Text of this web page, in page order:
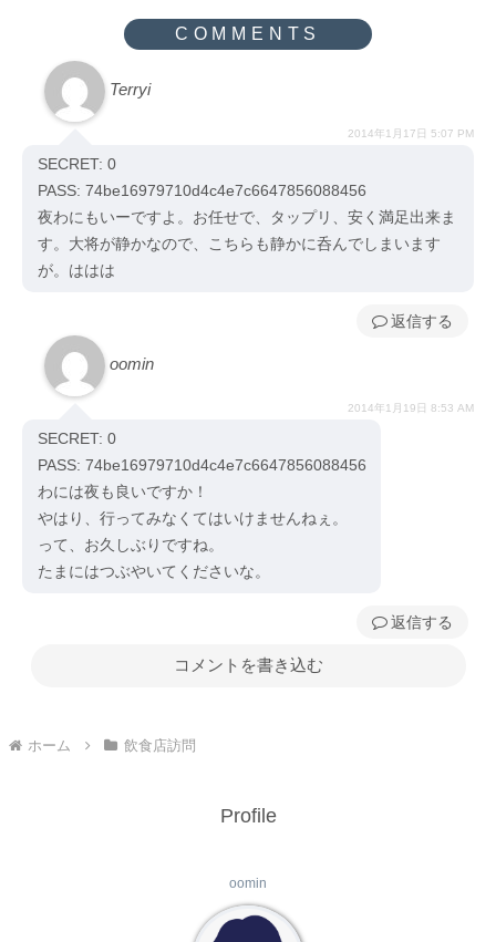
Terryi
2014年1月17日 5:07 PM
SECRET: 0
PASS: 74be16979710d4c4e7c6647856088456
夜わにもいーですよ。お任せで、タップリ、安く満足出来ま
す。大将が静かなので、こちらも静かに呑んでしまいます
が。ははは
返信
oomin
2014年1月19日 8:53 AM
SECRET: 0
PASS: 74be16979710d4c4e7c6647856088456
わには夜も良いですか！
やはり、行ってみなくてはいけませんねぇ。
って、お久しぶりですね。
たまにはつぶやいてくださいな。
返信
コメントを書き込む
ホーム 飲食店訪問
Profile
oomin